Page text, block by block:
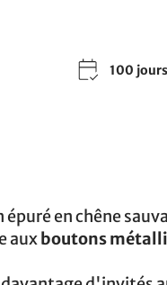
100
en chêne
auxboutons